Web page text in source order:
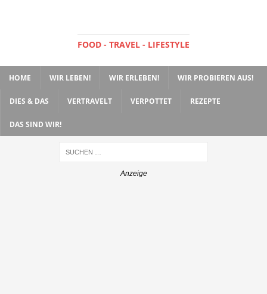
FOOD - TRAVEL - LIFESTYLE
HOME WIR LEBEN! WIR ERLEBEN! WIR PROBIEREN AUS!
DIES & DAS VERTRAVELT VERPOTTET REZEPTE
DAS SIND WIR!